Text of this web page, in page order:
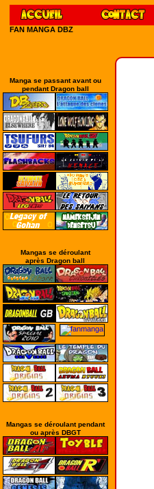
FAN MANGA DBZ
Manga se passant avant ou
pendant Dragon ball
Mangas se déroulant
après Dragon ball
Mangas se déroulant pendant
ou après DBGT